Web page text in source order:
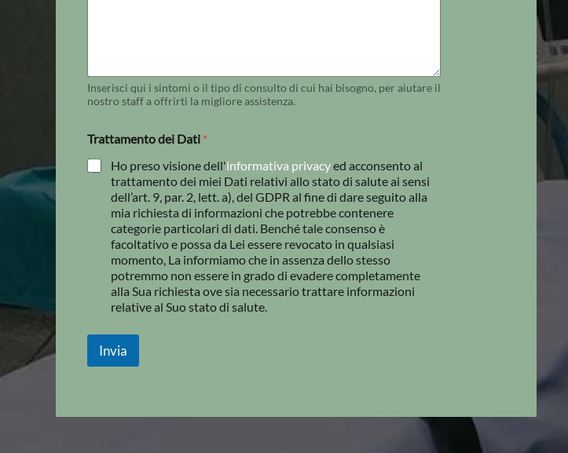
Inserisci qui i sintomi o il tipo di consulto di cui hai bisogno, per aiutare il
nostro staff a offrirti la migliore assistenza.
Trattamento dei Dati *
Ho preso visione dell'informativa privacyed acconsento al
trattamento dei miei Dati relativi allo stato di salute ai sensi
dell’art. 9, par. 2, lett. a), del GDPR al fine di dare seguito alla
mia richiesta di informazioni che potrebbe contenere
categorie particolari di dati. Benché tale consenso è
facoltativo e possa da Lei essere revocato in qualsiasi
momento, La informiamo che in assenza dello stesso
potremmo non essere in grado di evadere completamente
alla Sua richiesta ove sia necessario trattare informazioni
relative al Suo stato di salute.
Invia